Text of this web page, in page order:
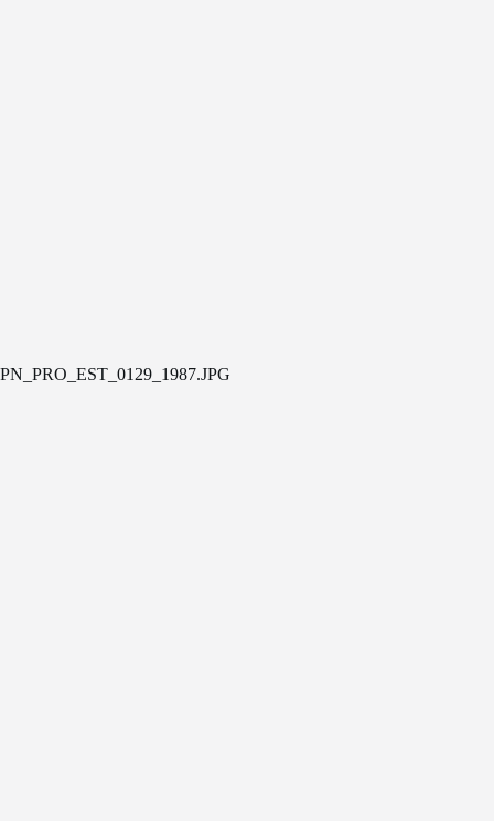
PN_PRO_EST_0129_1987.JPG